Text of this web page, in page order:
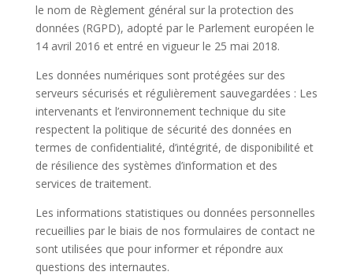
le nom de Règlement général sur la protection des
données (RGPD), adopté par le Parlement européen le
14 avril 2016 et entré en vigueur le 25 mai 2018.
Les données numériques sont protégées sur des
serveurs sécurisés et régulièrement sauvegardées : Les
intervenants et l’environnement technique du site
respectent la politique de sécurité des données en
termes de confidentialité, d’intégrité, de disponibilité et
de résilience des systèmes d’information et des
services de traitement.
Les informations statistiques ou données personnelles
recueillies par le biais de nos formulaires de contact ne
sont utilisées que pour informer et répondre aux
questions des internautes.